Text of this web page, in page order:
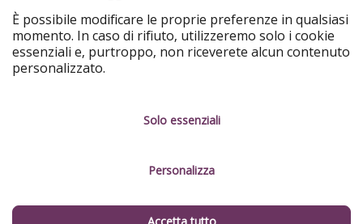
Conoscici meglio
Chi siamo
Lavora con noi
Cosa dicono di noi
Informazioni legali
Termini d' Uso
È possibile modificare le proprie preferenze in qualsiasi
momento. In caso di rifiuto, utilizzeremo solo i cookie
essenziali e, purtroppo, non riceverete alcun contenuto
personalizzato.
Solo essenziali
Personalizza